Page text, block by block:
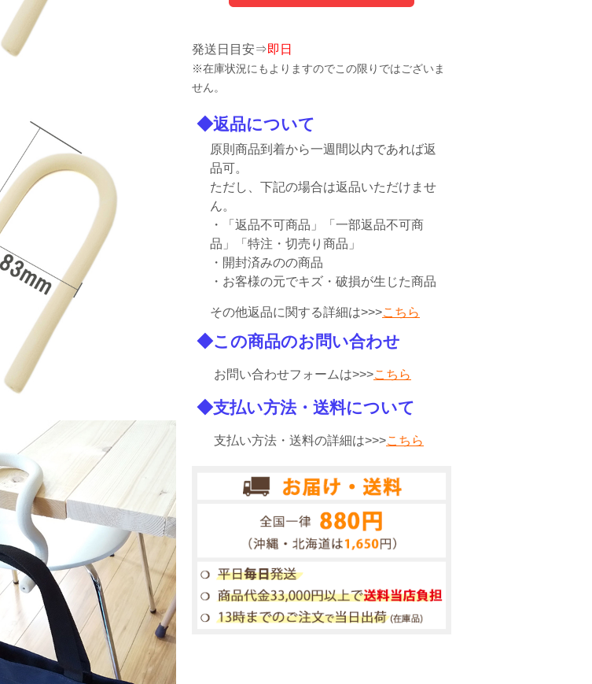
発送日目安⇒即日
※在庫状況にもよりますのでこの限りではございま
せん。
◆返品について
原則商品到着から一週間以内であれば返
品可。
ただし、下記の場合は返品いただけませ
ん。
・「返品不可商品」「一部返品不可商
品」「特注・切売り商品」
・開封済みのの商品
・お客様の元でキズ・破損が生じた商品
その他返品に関する詳細は>>>こちら
◆この商品のお問い合わせ
お問い合わせフォームは>>>こちら
◆支払い方法・送料について
支払い方法・送料の詳細は>>>こちら